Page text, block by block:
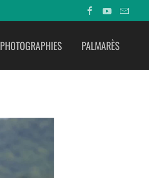
PHOTOGRAPHIES PALMARÈS